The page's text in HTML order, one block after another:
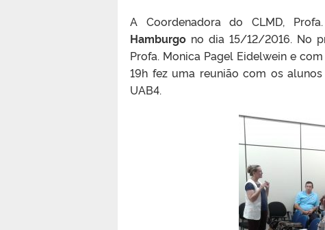
A Coordenadora do CLMD,
Hamburgo no dia 15/12/2016. No
Profa. Monica Pagel Eidelwein e
19h fez uma reunião com os
UAB4.